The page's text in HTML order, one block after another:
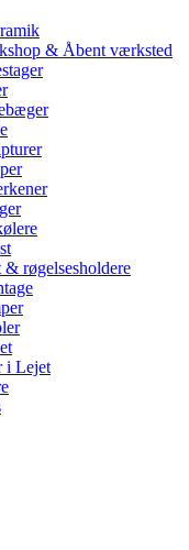
& Åbent værksted
røgelsesholdere
i Lejet